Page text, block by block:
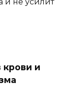
крови и